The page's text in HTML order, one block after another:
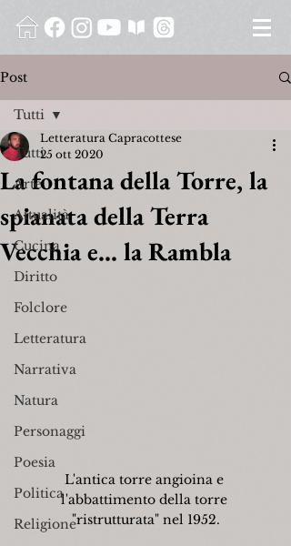
Post
Tutti
Arte
Attualità
Cucina
Diritto
Folclore
Letteratura
Narrativa
Natura
Personaggi
Poesia
Politica
Religione
Tutti
La fontana della Torre, la
spianata della Terra
Vecchia e... la Rambla
Letteratura Capracottese
25 ott 2020
L'antica torre angioina e
l'abbattimento della torre
"ristrutturata" nel 1952.